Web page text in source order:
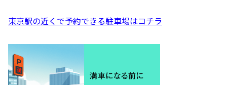
東京駅の近くで予約できる駐車場はコチラ